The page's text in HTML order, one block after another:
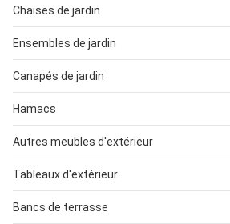
Chaises de jardin
Ensembles de jardin
Canapés de jardin
Hamacs
Autres meubles d'extérieur
Tableaux d'extérieur
Bancs de terrasse